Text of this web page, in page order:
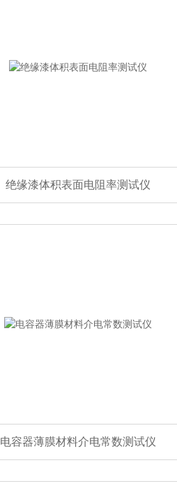
绝缘漆体积表面电阻率测试仪
电容器薄膜材料介电常数测试仪